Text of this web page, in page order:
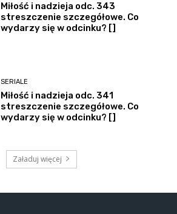
Miłość i nadzieja odc. 343
streszczenie szczegółowe. Co
wydarzy się w odcinku? []
SERIALE
Miłość i nadzieja odc. 341
streszczenie szczegółowe. Co
wydarzy się w odcinku? []
Załaduj więcej